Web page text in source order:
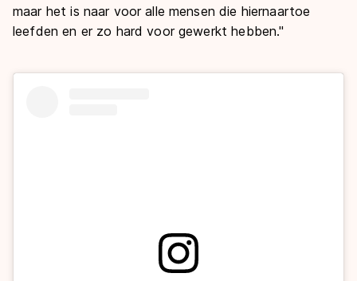
maar het is naar voor alle mensen die hiernaartoe
leefden en er zo hard voor gewerkt hebben."